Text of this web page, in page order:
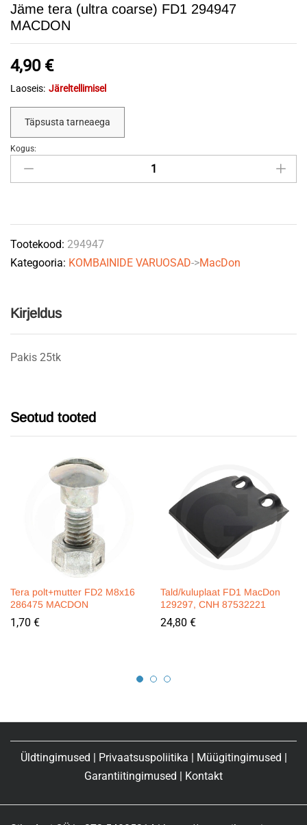
Jäme tera (ultra coarse) FD1 294947
MACDON
4,90 €
Laoseis: Järeltellimisel
Täpsusta tarneaega
Jäme
tera
FD1
294947
MACDON
Kogus:
Tootekood: 294947
Kategooria: KOMBAINIDE VARUOSAD->MacDon
Kirjeldus
Pakis 25tk
Seotud tooted
Tera polt+mutter FD2 M8x16
286475 MACDON
1,70 €
Tald/kuluplaat FD1 MacDon
129297, CNH 87532221
24,80 €
Üldtingimused Privaatsuspoliitika Müügitingimused
Garantiitingimused
Kontakt